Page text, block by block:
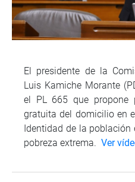
El presidente de la
Luis Kamiche Morante
el PL 665 que propone
gratuita del domicilio en
Identidad de la
pobreza extrema. Ver